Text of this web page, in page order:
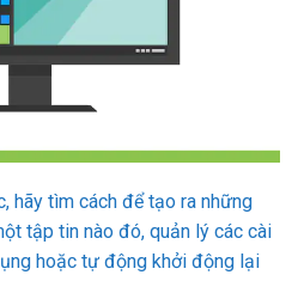
hãy tìm cách để tạo ra những
tập tin nào đó, quản lý các cài
hoặc tự động khởi động lại